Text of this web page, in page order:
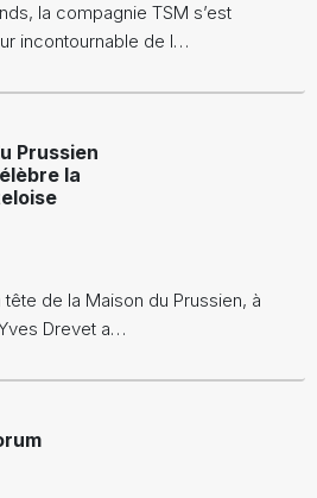
la compagnie TSM s’est
incontournable de l…
Prussien
la
de la Maison du Prussien, à
Drevet a…